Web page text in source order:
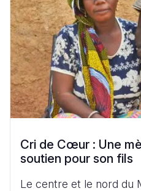
Cri de Cœur : Une
soutien pour son fils
Le centre et le nord du